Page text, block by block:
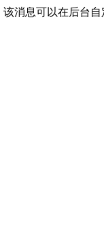
消息可以在后台自